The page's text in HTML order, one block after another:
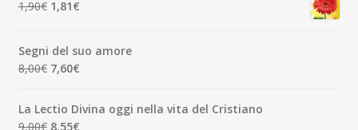
7,00€.6,65€.
1,90€ Il
era:
1,90€.
1,81€Il
è:
1,81€.
Segni del suo amore
8,00€ Il
originale
era:
7,60€Il
attuale
è:
La Lectio Divina oggi nella vita del Cristiano
9,00€ Il
8,55€Il